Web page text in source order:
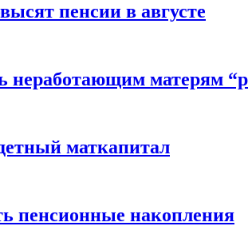
пенсии в августе
матерям
маткапитал
пенсионные накопления